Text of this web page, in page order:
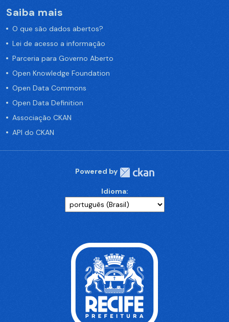
Saiba mais
O que são dados abertos?
Lei de acesso a informação
Parceria para Governo Aberto
Open Knowledge Foundation
Open Data Commons
Open Data Definition
Associação CKAN
API do CKAN
Powered by
Idioma